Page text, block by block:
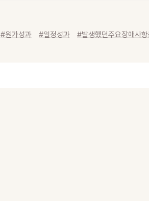
#원가성과 #일정성과 #발생했던주요장애사항